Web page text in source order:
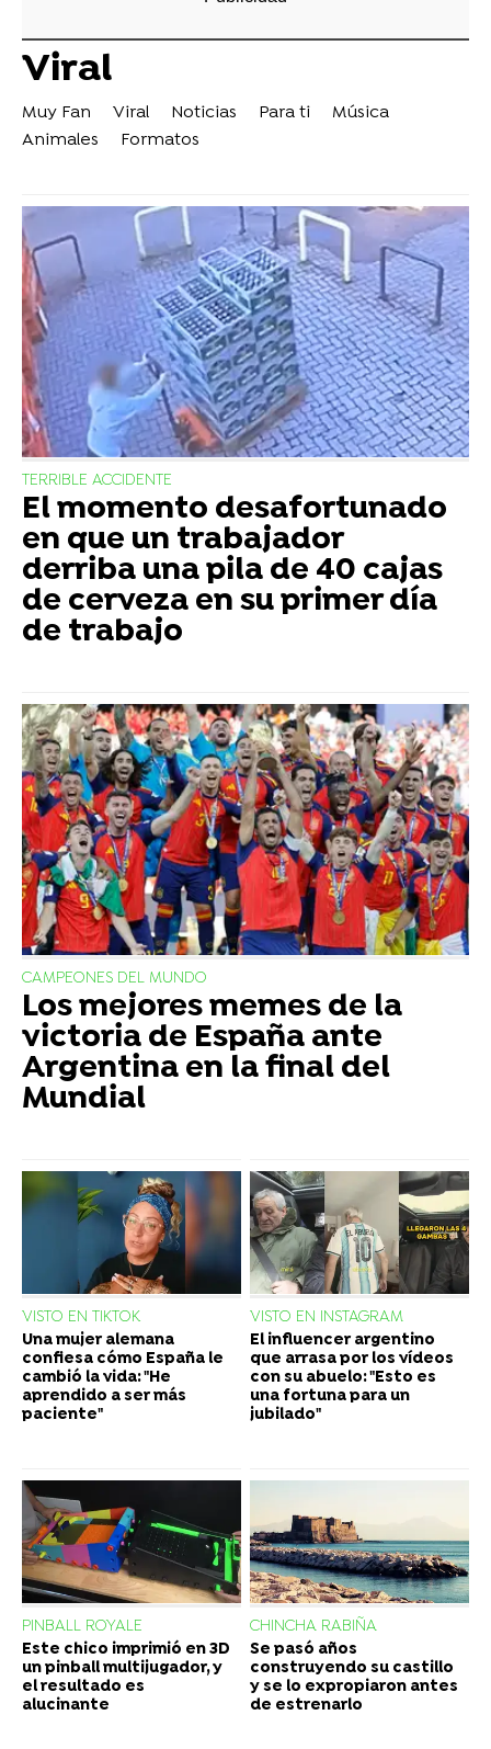
Viral
Muy Fan Viral Noticias Para ti
Música
Animales
Formatos
TERRIBLE ACCIDENTE
El momento desafortunado
en que un trabajador
derriba una pila de 40 cajas
de cerveza en su primer día
de trabajo
CAMPEONES DEL MUNDO
Los mejores memes de la
victoria de España ante
Argentina en la final del
Mundial
VISTO EN TIKTOK
Una mujer alemana
confiesa cómo España le
cambió la vida: "He
aprendido a ser más
paciente"
VISTO EN INSTAGRAM
El influencer argentino
que arrasa por los vídeos
con su abuelo: "Esto es
una fortuna para un
jubilado"
PINBALL ROYALE
Este chico imprimió en 3D
un pinball multijugador, y
el resultado es
alucinante
CHINCHA RABIÑA
Se pasó años
construyendo su castillo
y se lo expropiaron antes
de estrenarlo